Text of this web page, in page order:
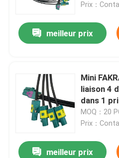
Prix：
meilleur prix
Mini
liaison 4
dans 1
la voiture
MOQ：20
Prix：
meilleur prix